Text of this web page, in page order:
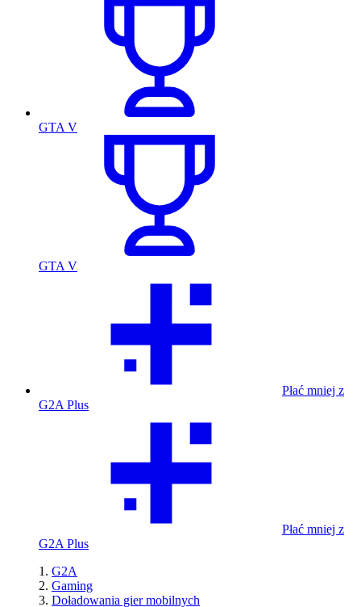
GTA V
GTA V
Płać mniej z
G2A Plus
Płać mniej z
G2A Plus
G2A
Gaming
Doładowania gier mobilnych